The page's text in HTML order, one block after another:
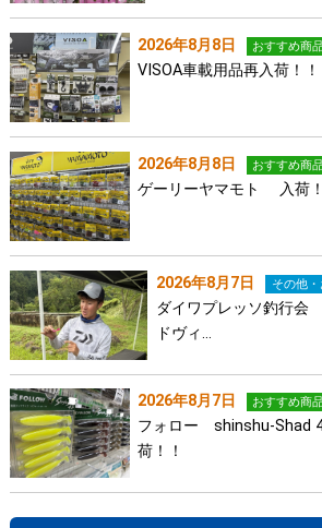
2026年8月8日 おすすめ商
VISOA車載用品再入荷！！
2026年8月8日 おすすめ商
ゲーリーヤマモト 入荷！
2026年8月7日 その他
ダイワプレッソ釣行会
ドヴィ…
2026年8月7日 おすすめ商
フォロー shinshu-Shad
荷！！